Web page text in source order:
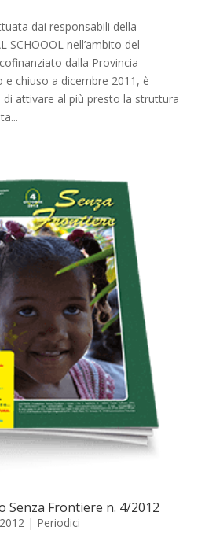
dai responsabili della
SCHOOOL nell’ambito del
dalla Provincia
chiuso a dicembre 2011, è
di attivare al più presto la struttura
Senza Frontiere n. 4/2012
| Periodici